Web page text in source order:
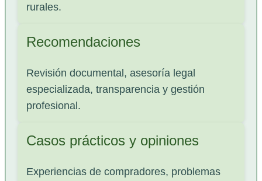
rurales.
Recomendaciones
Revisión documental, asesoría legal
especializada, transparencia y gestión
profesional.
Casos prácticos y opiniones
Experiencias de compradores, problemas